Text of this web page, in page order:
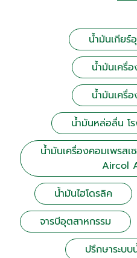
น้ำมันเกียร์
น้ำมันเครื่
น้ำมันเครื่
น้ำมันหล่อลื่น โ
น้ำมันเครื่องคอมเพรสเ
Aircol
น้ำมันไฮโดรลิค
จารบีอุตสาหกรรม
ปรึกษาระบ